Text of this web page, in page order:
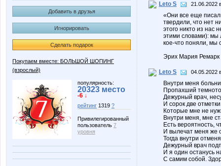
Добавить в друзья
Игнорировать
Сделать подарок
Покупаем вместе: БОЛЬШОЙ ШОПИНГ
(взрослый)
популярность:
20323 место
-6 ↓
рейтинг 1319 ?
Привилегированный
пользователь 7
уровня
Leto S 21.06.2022
«Они все еще
твердили, что нет
этого никто из нас
этими словами): мы
кое-что поняли, мы
Эрих Мария
Leto S 04.05.2022
Внутри меня
Пропахший
Дежурный врач,
И сорок две
Которые мне не
Внутри меня, мне
Есть вероятность,
И вылечат меня же
Тогда внутри
Дежурный врач
И я один останусь
С самим собой.